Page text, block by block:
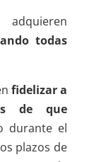
todas
fidelizar a
de que
durante el
plazos de